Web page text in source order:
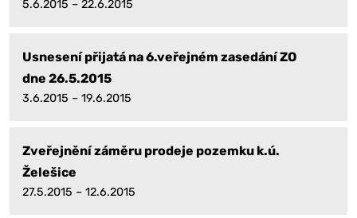
5.6.2015 – 22.6.2015
Usnesení přijatá na 6.veřejném zasedání ZO
dne 26.5.2015
3.6.2015 – 19.6.2015
Zveřejnění záměru prodeje pozemku k.ú.
Želešice
27.5.2015 – 12.6.2015